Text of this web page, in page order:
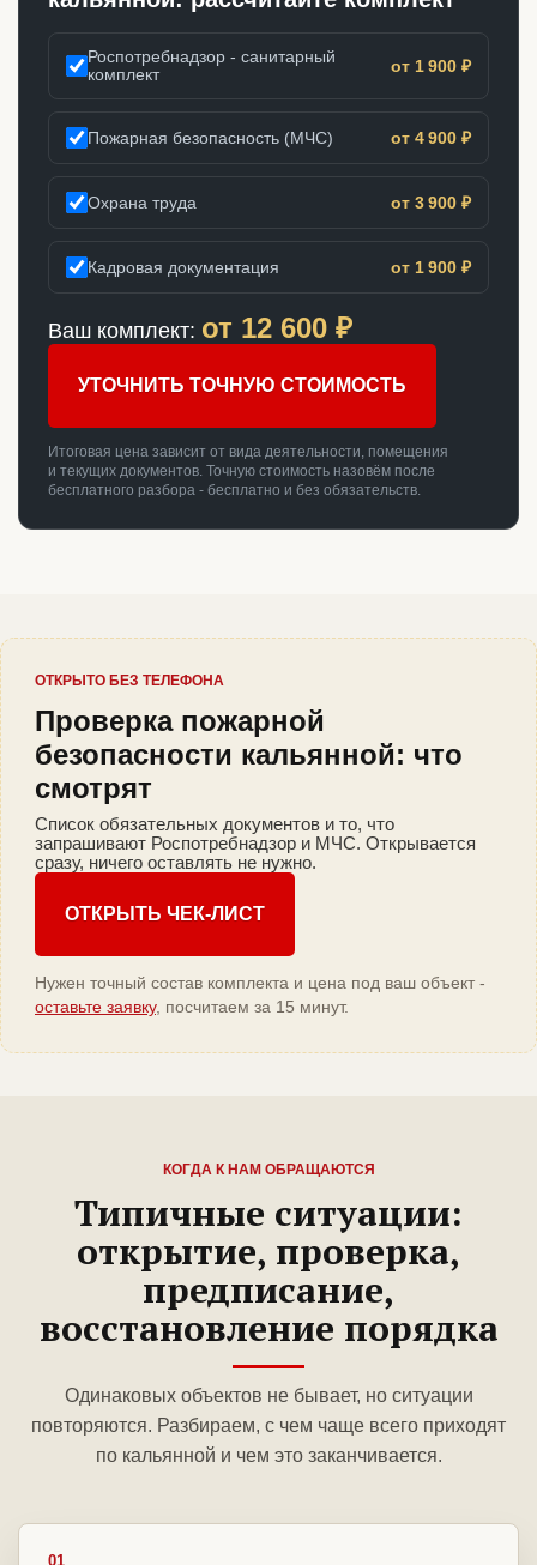
Роспотребнадзор - санитарный
комплект
от 1 900 ₽
Пожарная безопасность (МЧС) от 4 900 ₽
Охрана труда от 3 900 ₽
Кадровая документация от 1 900 ₽
Ваш комплект: от 12 600 ₽
УТОЧНИТЬ ТОЧНУЮ СТОИМОСТЬ
Итоговая цена зависит от вида деятельности, помещения
и текущих документов. Точную стоимость назовём после
бесплатного разбора - бесплатно и без обязательств.
ОТКРЫТО БЕЗ ТЕЛЕФОНА
Проверка пожарной
безопасности кальянной: что
смотрят
Список обязательных документов и то, что
запрашивают Роспотребнадзор и МЧС. Открывается
сразу, ничего оставлять не нужно.
ОТКРЫТЬ ЧЕК-ЛИСТ
Нужен точный состав комплекта и цена под ваш объект -
оставьте заявку, посчитаем за 15 минут.
КОГДА К НАМ ОБРАЩАЮТСЯ
Типичные ситуации:
открытие, проверка,
предписание,
восстановление порядка
Одинаковых объектов не бывает, но ситуации
повторяются. Разбираем, с чем чаще всего приходят
по кальянной и чем это заканчивается.
01